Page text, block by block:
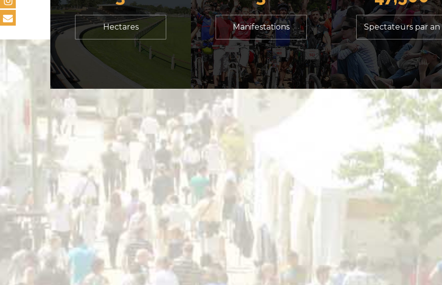
Hectares Manifestations Spectateurs par an